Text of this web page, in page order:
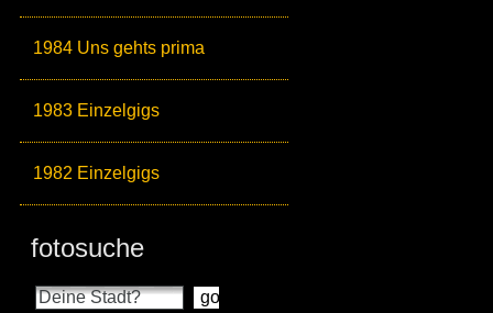
1984 Uns gehts prima
1983 Einzelgigs
1982 Einzelgigs
fotosuche